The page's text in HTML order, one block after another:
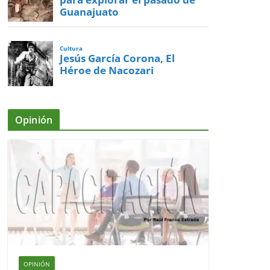
Guanajuato
Cultura
Jesús García Corona, El
Héroe de Nacozari
Opinión
OPINIÓN